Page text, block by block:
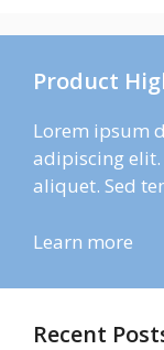
Product
Lorem ipsum
adipiscing
aliquet. Sed
Learn more
Recent